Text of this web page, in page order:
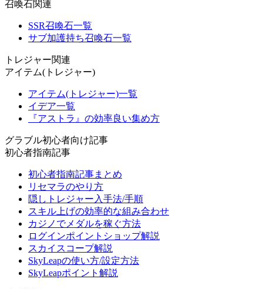
召喚石関連
SSR召喚石一覧
サブ加護持ち召喚石一覧
トレジャー関連
アイテム(トレジャー)
アイテム(トレジャー)一覧
イデア一覧
『アストラ』の効率良い集め方
グラブル初心者向け記事
初心者指南記事
初心者指南記事まとめ
リセマラのやり方
隠しトレジャー入手法/手順
スキル上げの効率的な組み合わせ
カジノでメダルを稼ぐ方法
ログインポイントショップ解説
スカイスコープ解説
SkyLeapの使い方/設定方法
SkyLeapポイント解説